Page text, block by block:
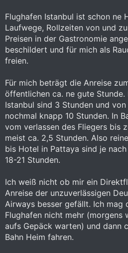
Flughafen Istanbul ist schon ne
Laufwege, Rollzeiten von und
Preisen in der Gastronomie
beschildert und für mich als
freien.
Für mich beträgt die Anreise
öffentlichen ca. ne gute Stunde.
Istanbul sind 3 Stunden und
nochmal knapp 10 Stunden. In
vom verlassen des Fliegers bis
meist ca. 2,5 Stunden. Also
bis Hotel in Pattaya sind je
18-21 Stunden.
Ich weiß nicht ob mir ein
Anreise der unzuverlässigen
Airways besser gefällt. Ich mag
Flughafen nicht mehr (morgens
aufs Gepäck warten) und dann
Bahn Heim fahren.